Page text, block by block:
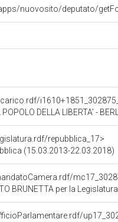
nuovosito/deputato/
DELLA LIBERTA' -
repubblica_17>
(15.03.2013-22.03.2018)
BRUNETTA per la